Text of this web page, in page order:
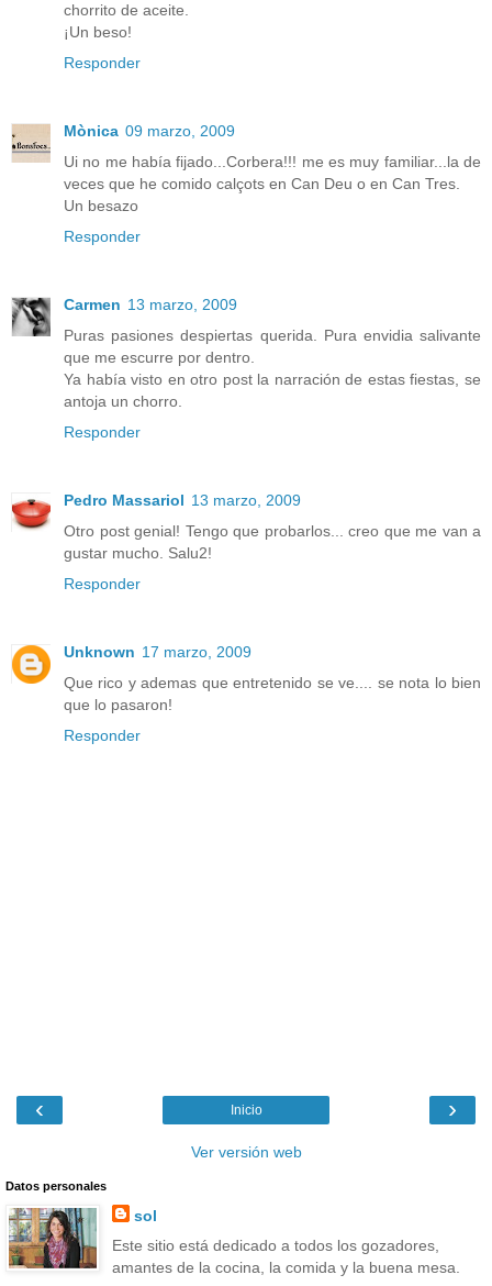
chorrito de aceite.
¡Un beso!
Responder
Mònica 09 marzo, 2009
Ui no me había fijado...Corbera!!! me es muy familiar...la de
veces que he comido calçots en Can Deu o en Can Tres.
Un besazo
Responder
Carmen 13 marzo, 2009
Puras pasiones despiertas querida. Pura envidia salivante
que me escurre por dentro.
Ya había visto en otro post la narración de estas fiestas, se
antoja un chorro.
Responder
Pedro Massariol 13 marzo, 2009
Otro post genial! Tengo que probarlos... creo que me van a
gustar mucho. Salu2!
Responder
Unknown 17 marzo, 2009
Que rico y ademas que entretenido se ve.... se nota lo bien
que lo pasaron!
Responder
‹ ›
Inicio
Ver versión web
Datos personales
sol
Este sitio está dedicado a todos los gozadores,
amantes de la cocina, la comida y la buena mesa.